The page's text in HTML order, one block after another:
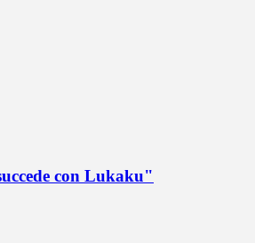
con Lukaku"